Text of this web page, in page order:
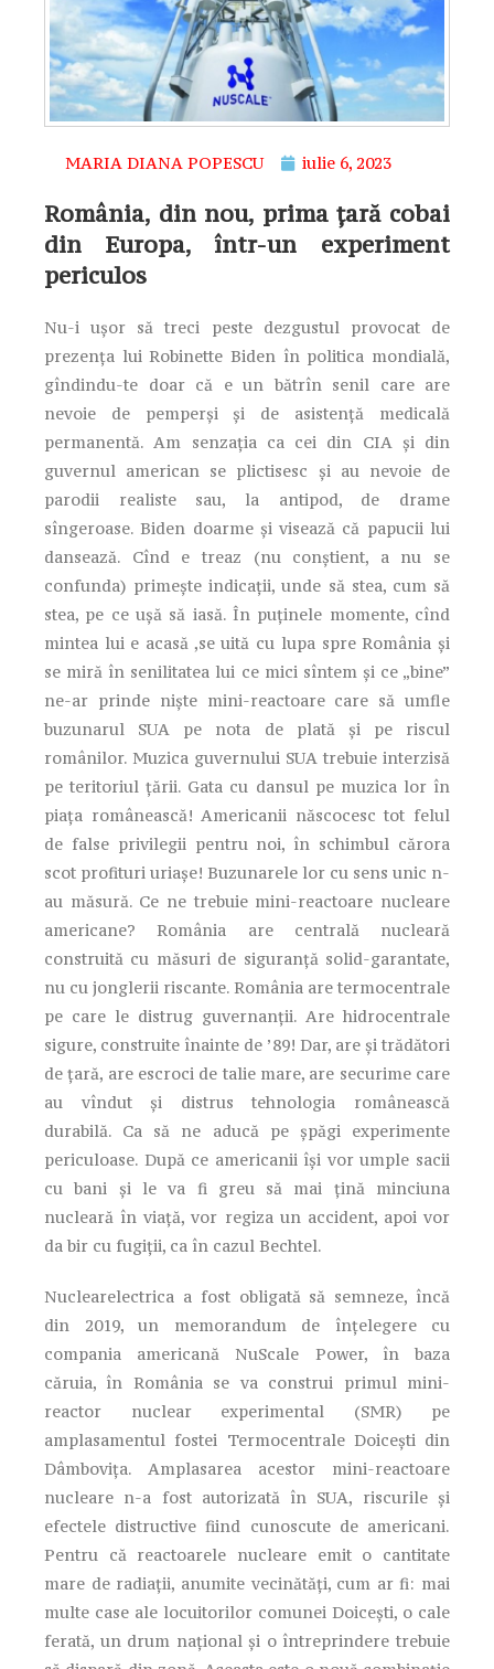
MARIA DIANA POPESCU iulie 6, 2023
România, din nou, prima ţară cobai
din Europa, într-un experiment
periculos
Nu-i uşor să treci peste dezgustul provocat de
prezenţa lui Robinette Biden în politica mondială,
gîndindu-te doar că e un bătrîn senil care are
nevoie de pemperşi şi de asistenţă medicală
permanentă. Am senzaţia ca cei din CIA şi din
guvernul american se plictisesc şi au nevoie de
parodii realiste sau, la antipod, de drame
sîngeroase. Biden doarme şi visează că papucii lui
dansează. Cînd e treaz (nu conştient, a nu se
confunda) primeşte indicaţii, unde să stea, cum să
stea, pe ce uşă să iasă. În puţinele momente, cînd
mintea lui e acasă ,se uită cu lupa spre România şi
se miră în senilitatea lui ce mici sîntem şi ce „bine”
ne-ar prinde nişte mini-reactoare care să umfle
buzunarul SUA pe nota de plată și pe riscul
românilor. Muzica guvernului SUA trebuie interzisă
pe teritoriul ţării. Gata cu dansul pe muzica lor în
piaţa românească! Americanii născocesc tot felul
de false privilegii pentru noi, în schimbul cărora
scot profituri uriaşe! Buzunarele lor cu sens unic n-
au măsură. Ce ne trebuie mini-reactoare nucleare
americane? România are centrală nucleară
construită cu măsuri de siguranţă solid-garantate,
nu cu jonglerii riscante. România are termocentrale
pe care le distrug guvernanţii. Are hidrocentrale
sigure, construite înainte de ’89! Dar, are şi trădători
de ţară, are escroci de talie mare, are securime care
au vîndut şi distrus tehnologia românească
durabilă. Ca să ne aducă pe şpăgi experimente
periculoase. După ce americanii îşi vor umple sacii
cu bani şi le va fi greu să mai ţină minciuna
nucleară în viaţă, vor regiza un accident, apoi vor
da bir cu fugiţii, ca în cazul Bechtel.
Nuclearelectrica a fost obligată să semneze, încă
din 2019, un memorandum de înţelegere cu
compania americană NuScale Power, în baza
căruia, în România se va construi primul mini-
reactor nuclear experimental (SMR) pe
amplasamentul fostei Termocentrale Doiceşti din
Dâmboviţa. Amplasarea acestor mini-reactoare
nucleare n-a fost autorizată în SUA, riscurile şi
efectele distructive fiind cunoscute de americani.
Pentru că reactoarele nucleare emit o cantitate
mare de radiaţii, anumite vecinătăţi, cum ar fi: mai
multe case ale locuitorilor comunei Doiceşti, o cale
ferată, un drum naţional şi o întreprindere trebuie